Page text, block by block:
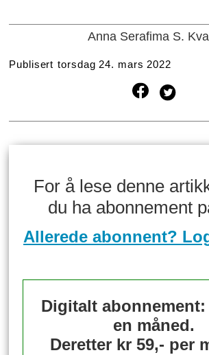
Anna Serafima S.
Publisert torsdag 24. mars 2022
For å lese denne
du ha abonnement
Allerede abonnent?
Digitalt
en måned.
Deretter kr 59,- per